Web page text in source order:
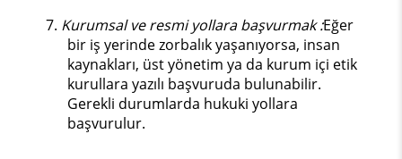
7. Kurumsal ve resmi yollara başvurmak :Eğer
bir iş yerinde zorbalık yaşanıyorsa, insan
kaynakları, üst yönetim ya da kurum içi etik
kurullara yazılı başvuruda bulunabilir.
Gerekli durumlarda hukuki yollara
başvurulur.